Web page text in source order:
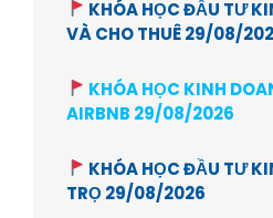
KHÓA HỌC ĐẦU TƯ
VÀ CHO THUÊ 29/08/
KHÓA HỌC KINH
AIRBNB 29/08/2026
KHÓA HỌC ĐẦU TƯ
TRỌ 29/08/2026